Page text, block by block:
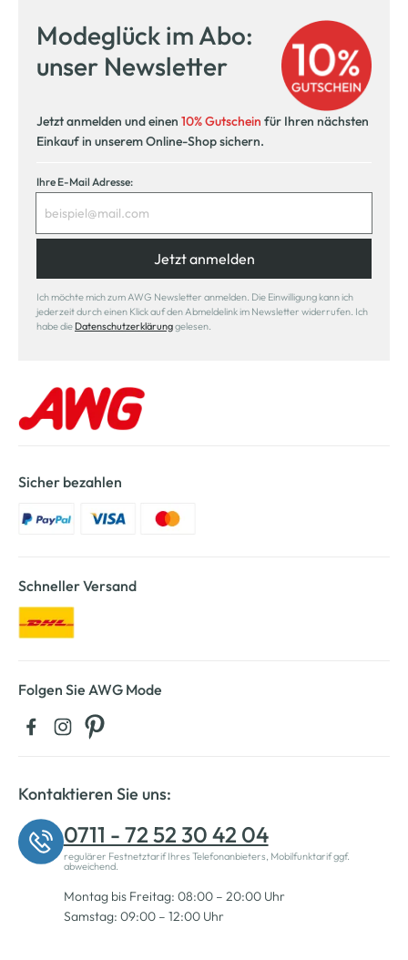
Kostenlose Filiallieferung
in Ihre Wunschfiliale
Modeglück im Abo:
unser Newsletter
Jetzt anmelden und einen 10% Gutschein für Ihren nächsten
Einkauf in unserem Online-Shop sichern.
Ihre E-Mail Adresse:
Jetzt anmelden
Ich möchte mich zum AWG Newsletter anmelden. Die Einwilligung kann ich
jederzeit durch einen Klick auf den Abmeldelink im Newsletter widerrufen. Ich
habe die Datenschutzerklärunggelesen.
Sicher bezahlen
Schneller Versand
Folgen Sie AWG Mode
Kontaktieren Sie uns:
0711 - 72 52 30 42 04
regulärer Festnetztarif Ihres Telefonanbieters, Mobilfunktarif ggf.
abweichend.
Montag bis Freitag: 08:00 – 20:00 Uhr
Samstag: 09:00 – 12:00 Uhr